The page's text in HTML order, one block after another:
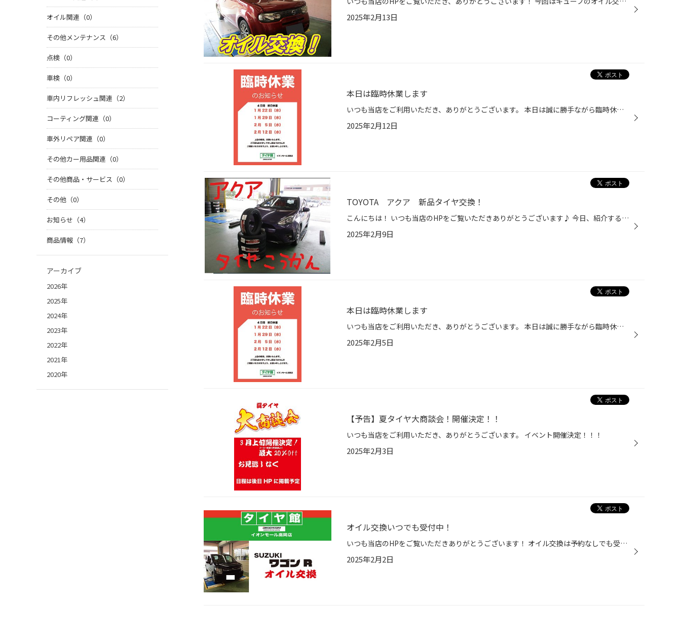
2025年2月13日
本日は臨時休業します
いつも当店をご利用いただき、ありがとうございます。 本日は誠に勝手ながら臨時休業とさせていただきます。 明日は通常営業です。
2025年2月12日
TOYOTA アクア 新品タイヤ交換！
こんにちは！ いつも当店のHPをご覧いただきありがとうございます♪ 今日、紹介する作業はコチラ！ タイヤの製造年数が17年で約７年ほど経過していて、タイヤのゴムも硬く、 スタッドレスタイヤとしての使用は厳しいため、交換となりました！ 交換するタイヤはコチラ！ ブリヂストンのスタッドレスタ...
2025年2月9日
本日は臨時休業します
いつも当店をご利用いただき、ありがとうございます。 本日は誠に勝手ながら臨時休業とさせていただきます。 明日は通常営業です。
2025年2月5日
【予告】夏タイヤ大商談会！開催決定！！
いつも当店をご利用いただき、ありがとうございます。 イベント開催決定！！！
2025年2月3日
オイル交換いつでも受付中！
いつも当店のHPをご覧いただきありがとうございます！ オイル交換は予約なしでも受付しています！ お気軽にご用命ください。 オイルを抜く前にキャップを外します オイルを抜いていきます 抜け切ったら新しいオイルを入れ、量を確認。 オイル漏れがないか確認したら作業終了です！ 時間は約30分！ ...
2025年2月2日
オイル関連（0）
その他メンテナンス（6）
点検（0）
車検（0）
車内リフレッシュ関連（2）
コーティング関連（0）
車外リペア関連（0）
その他カー用品関連（0）
その他商品・サービス（0）
その他（0）
お知らせ（4）
商品情報（7）
アーカイブ
2026年
2025年
2024年
2023年
2022年
2021年
2020年